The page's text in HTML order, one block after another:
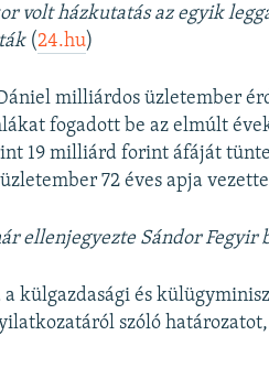
volt házkutatás az egyik
(24.hu)
milliárdos üzletember
fogadott be az elmúlt
19 milliárd forint áfáját
72 éves apja
ellenjegyezte Sándor
a külgazdasági és
szóló